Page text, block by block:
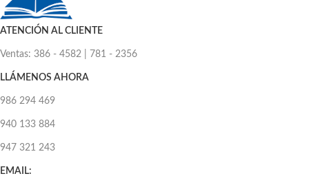
ATENCIÓN AL CLIENTE
Ventas: 386 - 4582 | 781 - 2356
LLÁMENOS AHORA
986 294 469
940 133 884
947 321 243
EMAIL: